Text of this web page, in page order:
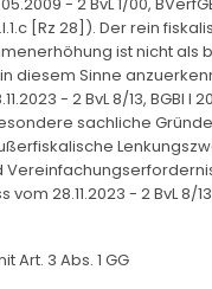
[Rz 28]). Der rein
ist nicht als
diesem Sinne
- 2 BvL 8/13, BGBl I
sachliche
28.11.2023 - 2 BvL 8/
Art. 3 Abs. 1 GG